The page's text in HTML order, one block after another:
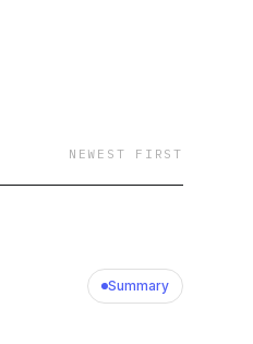
NEWEST FIRST
Summary